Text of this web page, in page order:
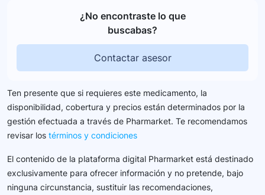
¿No encontraste lo que
buscabas?
Contactar asesor
Ten presente que si requieres este medicamento, la
disponibilidad, cobertura y precios están determinados por la
gestión efectuada a través de Pharmarket. Te recomendamos
revisar los términos y condiciones
El contenido de la plataforma digital Pharmarket está destinado
exclusivamente para ofrecer información y no pretende, bajo
ninguna circunstancia, sustituir las recomendaciones,